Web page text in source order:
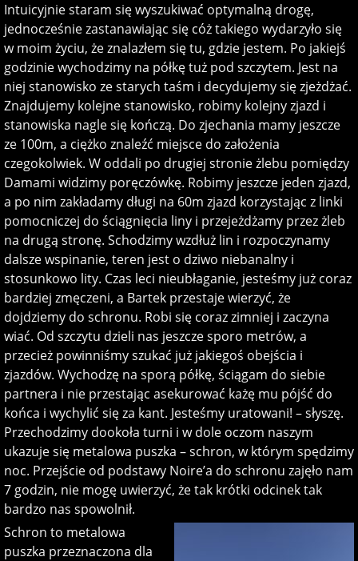
Intuicyjnie staram się wyszukiwać optymalną drogę,
jednocześnie zastanawiając się cóż takiego wydarzyło się
w moim życiu, że znalazłem się tu, gdzie jestem. Po jakiejś
godzinie wychodzimy na półkę tuż pod szczytem. Jest na
niej stanowisko ze starych taśm i decydujemy się zjeżdżać.
Znajdujemy kolejne stanowisko, robimy kolejny zjazd i
stanowiska nagle się kończą. Do zjechania mamy jeszcze
ze 100m, a ciężko znaleźć miejsce do założenia
czegokolwiek. W oddali po drugiej stronie żlebu pomiędzy
Damami widzimy poręczówkę. Robimy jeszcze jeden zjazd,
a po nim zakładamy długi na 60m zjazd korzystając z linki
pomocniczej do ściągnięcia liny i przejeżdżamy przez żleb
na drugą stronę. Schodzimy wzdłuż lin i rozpoczynamy
dalsze wspinanie, teren jest o dziwo niebanalny i
stosunkowo lity. Czas leci nieubłaganie, jesteśmy już coraz
bardziej zmęczeni, a Bartek przestaje wierzyć, że
dojdziemy do schronu. Robi się coraz zimniej i zaczyna
wiać. Od szczytu dzieli nas jeszcze sporo metrów, a
przecież powinniśmy szukać już jakiegoś obejścia i
zjazdów. Wychodzę na sporą półkę, ściągam do siebie
partnera i nie przestając asekurować każę mu pójść do
końca i wychylić się za kant. Jesteśmy uratowani! – słyszę.
Przechodzimy dookoła turni i w dole oczom naszym
ukazuje się metalowa puszka – schron, w którym spędzimy
noc. Przejście od podstawy Noire’a do schronu zajęło nam
7 godzin, nie mogę uwierzyć, że tak krótki odcinek tak
bardzo nas spowolnił.
Schron to metalowa
puszka przeznaczona dla